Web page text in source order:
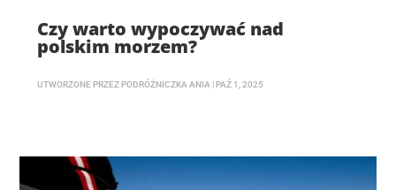
Czy warto wypoczywać nad
polskim morzem?
UTWORZONE PRZEZ PODRÓŻNICZKA ANIA | PAŹ 1, 2025